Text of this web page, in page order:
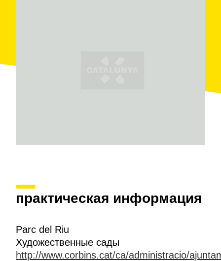
практическая информация
Parc del Riu
Художественные сады
http://www.corbins.cat/ca/administracio/